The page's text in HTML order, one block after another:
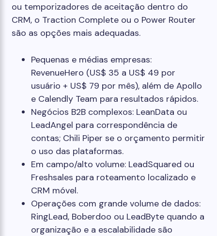
ou temporizadores de aceitação dentro do
CRM, o Traction Complete ou o Power Router
são as opções mais adequadas.
Pequenas e médias empresas:
RevenueHero (US$ 35 a US$ 49 por
usuário + US$ 79 por mês), além de Apollo
e Calendly Team para resultados rápidos.
Negócios B2B complexos: LeanData ou
LeadAngel para correspondência de
contas; Chili Piper se o orçamento permitir
o uso das plataformas.
Em campo/alto volume: LeadSquared ou
Freshsales para roteamento localizado e
CRM móvel.
Operações com grande volume de dados:
RingLead, Boberdoo ou LeadByte quando a
organização e a escalabilidade são